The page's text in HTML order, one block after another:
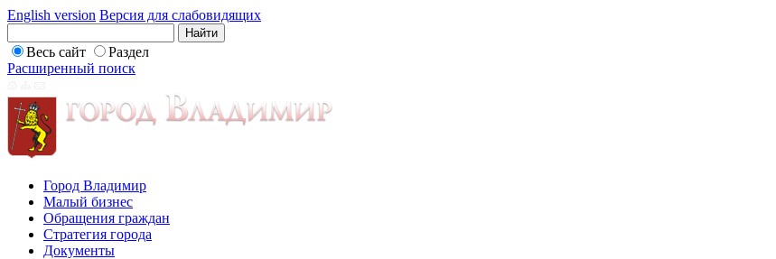
English version Версия для слабовидящих
Весь сайт
Раздел
Расширенный поиск
Город Владимир
Малый бизнес
Обращения граждан
Стратегия города
Документы